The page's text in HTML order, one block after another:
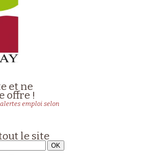
et ne
offre !
emploi selon
le site